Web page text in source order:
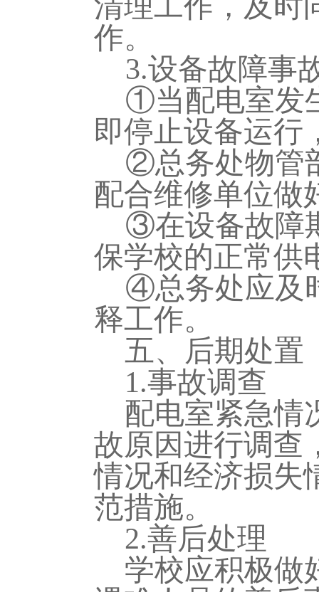
作。
3.设备故障事
①当配电室发
即停止设备运行
②总务处物管
配合维修单位做
③在设备故障
保学校的正常供
④总务处应及
释工作。
五、后期处置
1.事故调查
配电室紧急情
故原因进行调查
情况和经济损失
范措施。
2.善后处理
学校应积极做